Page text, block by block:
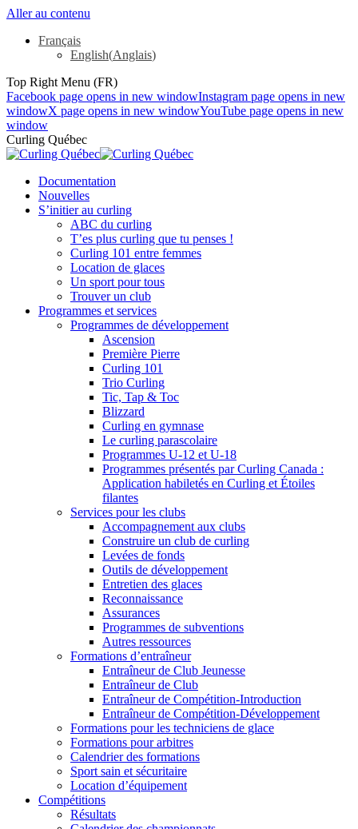
Aller au contenu
Français
English(Anglais)
Top Right Menu (FR)
Facebook page opens in new windowInstagram page opens in new
windowX page opens in new windowYouTube page opens in new
window
Curling Québec
Documentation
Nouvelles
S’initier au curling
ABC du curling
T’es plus curling que tu penses !
Curling 101 entre femmes
Location de glaces
Un sport pour tous
Trouver un club
Programmes et services
Programmes de développement
Ascension
Première Pierre
Curling 101
Trio Curling
Tic, Tap & Toc
Blizzard
Curling en gymnase
Le curling parascolaire
Programmes U-12 et U-18
Programmes présentés par Curling Canada :
Application habiletés en Curling et Étoiles
filantes
Services pour les clubs
Accompagnement aux clubs
Construire un club de curling
Levées de fonds
Outils de développement
Entretien des glaces
Reconnaissance
Assurances
Programmes de subventions
Autres ressources
Formations d’entraîneur
Entraîneur de Club Jeunesse
Entraîneur de Club
Entraîneur de Compétition-Introduction
Entraîneur de Compétition-Développement
Formations pour les techniciens de glace
Formations pour arbitres
Calendrier des formations
Sport sain et sécuritaire
Location d’équipement
Compétitions
Résultats